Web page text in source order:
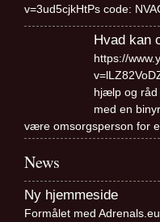
v=3ud5cjkHtPs code:
Hvad kan
https://
hjælp og råd
med en
være omsorgsperson for
News
Ny hjemmeside
Formålet med